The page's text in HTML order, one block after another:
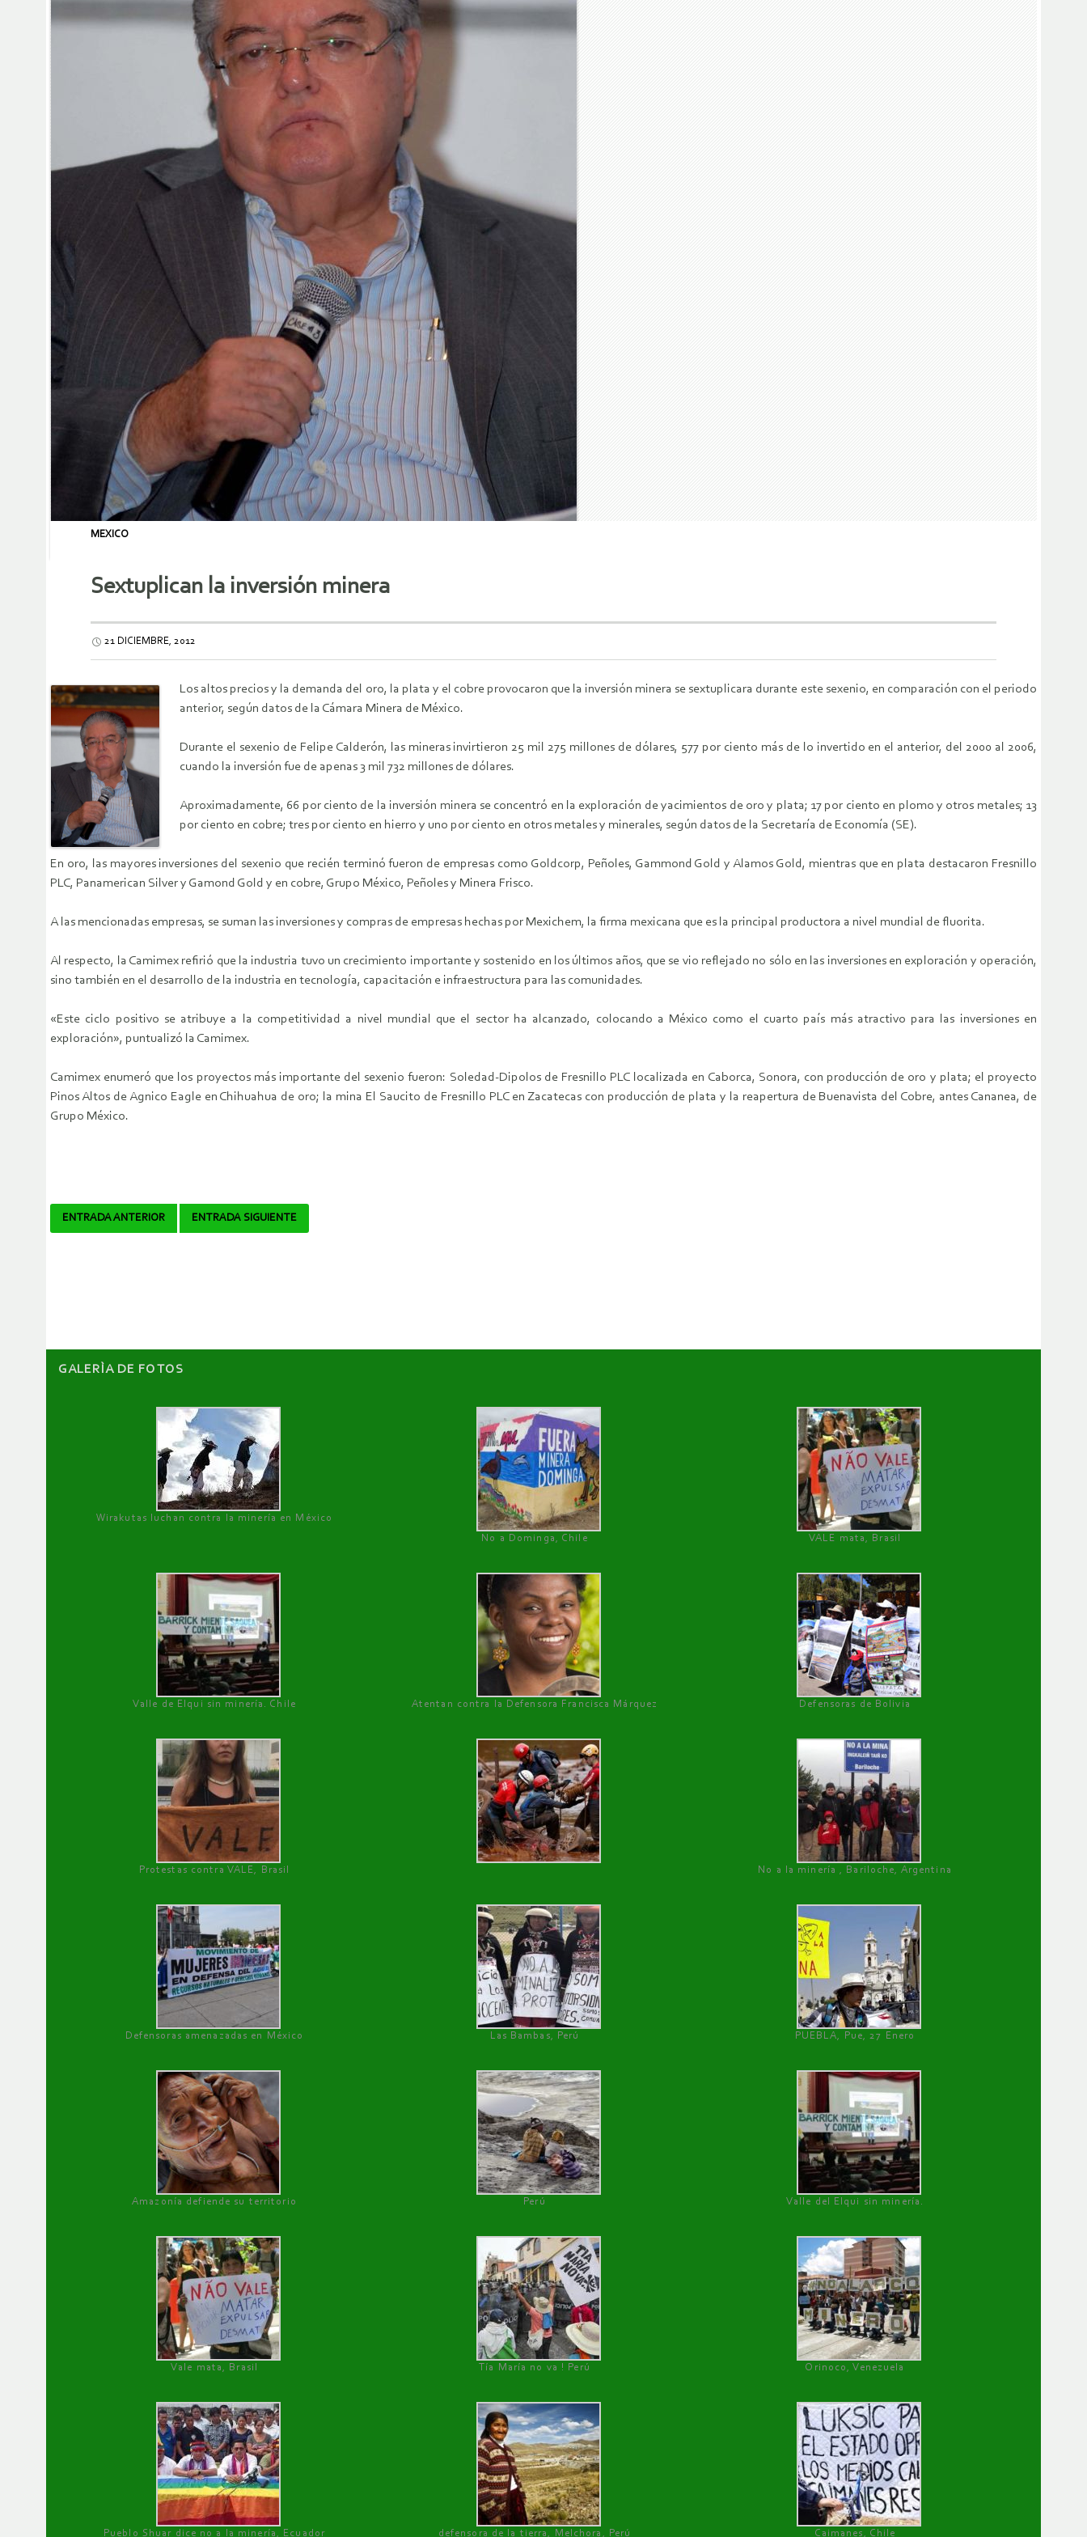
MEXICO
Sextuplican la inversión minera
21 DICIEMBRE, 2012
Los altos precios y la demanda del oro, la plata y el cobre provocaron que la inversión minera se sextuplicara durante este sexenio, en comparación con el periodo
anterior, según datos de la Cámara Minera de México.
Durante el sexenio de Felipe Calderón, las mineras invirtieron 25 mil 275 millones de dólares, 577 por ciento más de lo invertido en el anterior, del 2000 al 2006,
cuando la inversión fue de apenas 3 mil 732 millones de dólares.
Aproximadamente, 66 por ciento de la inversión minera se concentró en la exploración de yacimientos de oro y plata; 17 por ciento en plomo y otros metales; 13
por ciento en cobre; tres por ciento en hierro y uno por ciento en otros metales y minerales, según datos de la Secretaría de Economía (SE).
En oro, las mayores inversiones del sexenio que recién terminó fueron de empresas como Goldcorp, Peñoles, Gammond Gold y Alamos Gold, mientras que en plata destacaron Fresnillo
PLC, Panamerican Silver y Gamond Gold y en cobre, Grupo México, Peñoles y Minera Frisco.
A las mencionadas empresas, se suman las inversiones y compras de empresas hechas por Mexichem, la firma mexicana que es la principal productora a nivel mundial de fluorita.
Al respecto, la Camimex refirió que la industria tuvo un crecimiento importante y sostenido en los últimos años, que se vio reflejado no sólo en las inversiones en exploración y operación,
sino también en el desarrollo de la industria en tecnología, capacitación e infraestructura para las comunidades.
«Este ciclo positivo se atribuye a la competitividad a nivel mundial que el sector ha alcanzado, colocando a México como el cuarto país más atractivo para las inversiones en
exploración», puntualizó la Camimex.
Camimex enumeró que los proyectos más importante del sexenio fueron: Soledad-Dipolos de Fresnillo PLC localizada en Caborca, Sonora, con producción de oro y plata; el proyecto
Pinos Altos de Agnico Eagle en Chihuahua de oro; la mina El Saucito de Fresnillo PLC en Zacatecas con producción de plata y la reapertura de Buenavista del Cobre, antes Cananea, de
Grupo México.
Navegador
ENTRADA ANTERIOR ENTRADA SIGUIENTE
GALERÌA DE FOTOS
Wirakutas luchan contra la minería en México
No a Dominga, Chile
VALE mata, Brasil
Valle de Elqui sin minería. Chile Atentan contra la Defensora Francisca Márquez Defensoras de Bolivia
Protestas contra VALE, Brasil No a la minería , Bariloche, Argentina
Defensoras amenazadas en México Las Bambas, Perú PUEBLA, Pue, 27 Enero
Amazonía defiende su territorio Perú Valle del Elqui sin minería.
Vale mata, Brasil Tía María no va ! Perú Orinoco, Venezuela
Pueblo Shuar dice no a la minería, Ecuador defensora de la tierra, Melchora, Perú Caimanes, Chile